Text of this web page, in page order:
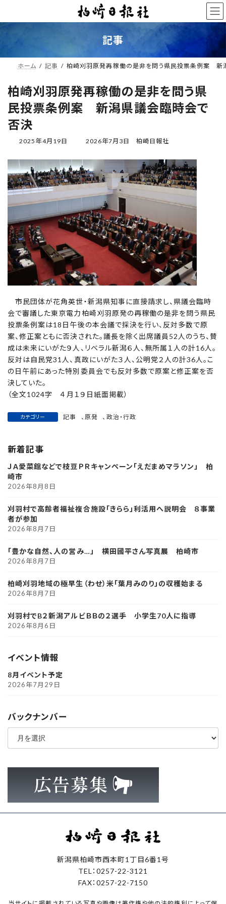
テ
ゲ
記事
ホーム 記事 柏崎刈羽原発再稼働の是非を問う県民投票条例案 新
柏崎刈羽原発再稼働の是非を問う県
民投票条例案 新潟県議会臨時会で
否決
2025年4月19日
最
更
新
日
時
:
2026年7月3日 柏崎日報社
市民団体が花角英世・新潟県知事に直接請求し、県議会臨時
会で審議した東京電力柏崎刈羽原発の再稼働の是非を問う県民
投票条例案は18日午後の本会議で採決を行い、反対多数で原
案、修正案ともに否決された。議長を除く出席議員52人のうち、賛
成は未来にいがた９人、リベラル新潟６人、無所属１人の計16人。
反対は自民党31人、真政にいがた３人、公明党２人の計36人。こ
の日午前にあった特別委員会でも反対多数で原案と修正案を否
決していた。
（全文1024字 ４月１９日紙面掲載）
カテゴリー 記事 、 原発 、 政治・行政
新着記事
ＪＡ愛菜館などで枝豆ＰＲキャンペーン「えだまめマラソン」 柏
崎市
2026年8月8日
刈羽村で高齢者福祉複合施設「きらら」利活用へ説明会 ８事業
者が参加
2026年8月7日
「豊かな自然、人の営み…」 横田國平さん写真展 柏崎市
2026年8月7日
柏崎刈羽地域の極早生（わせ）米「葉月みのり」の収穫始まる
2026年8月7日
刈羽村でB２新潟アルビＢＢの２選手 小学生70人に指導
2026年8月6日
イベント情報
8月イベント予定
2026年7月29日
バックナンバー
ア
カ
ブ
新潟県柏崎市西本町1丁目6番1号
TEL：0257-22-3121
FAX：0257-22-7150